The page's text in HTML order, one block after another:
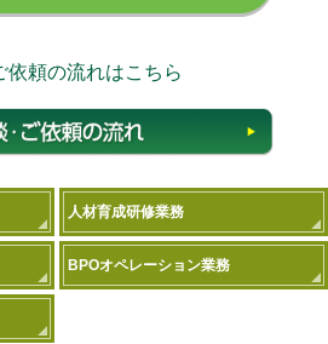
依頼の流れはこちら
人材育成研修業務
BPOオペレーション業務